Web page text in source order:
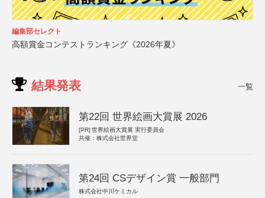
編集部セレクト
高額賞金コンテストランキング《2026年夏》
結果発表 一覧
第22回 世界絵画大賞展 2026
[PR] 世界絵画大賞展 実行委員会
共催：株式会社世界堂
第24回 CSデザイン賞 一般部門
株式会社中川ケミカル